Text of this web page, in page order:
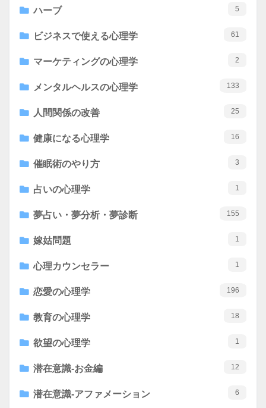
ハーブ 5
ビジネスで使える心理学 61
マーケティングの心理学 2
メンタルヘルスの心理学 133
人間関係の改善 25
健康になる心理学 16
催眠術のやり方 3
占いの心理学 1
夢占い・夢分析・夢診断 155
嫁姑問題 1
心理カウンセラー 1
恋愛の心理学 196
教育の心理学 18
欲望の心理学 1
潜在意識-お金編 12
潜在意識-アファメーション 6